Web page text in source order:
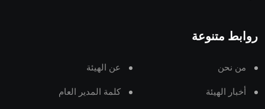
روابط متنوعة
من نحن عن الهيئة
أخبار الهيئة كلمة المدير العام